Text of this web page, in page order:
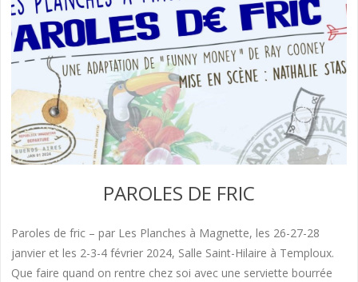
PAROLES DE FRIC
Paroles de fric – par Les Planches à Magnette, les 26-27-28
janvier et les 2-3-4 février 2024, Salle Saint-Hilaire à Temploux.
Que faire quand on rentre chez soi avec une serviette bourrée